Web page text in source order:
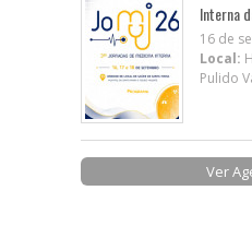
Interna
16 de
Local:
Pulido
Ver